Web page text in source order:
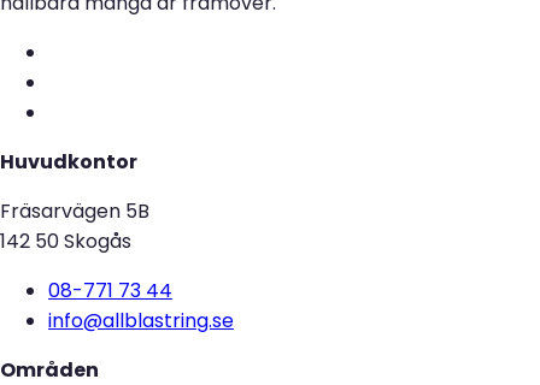
Huvudkontor
Fräsarvägen 5B
142 50 Skogås
08-771 73 44
info@allblastring.se
Områden